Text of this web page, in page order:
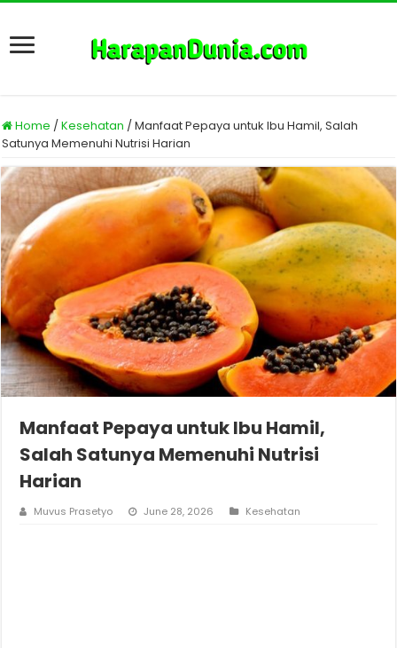
Home /Kesehatan /Manfaat Pepaya untuk Ibu Hamil, Salah
Satunya Memenuhi Nutrisi Harian
Manfaat Pepaya untuk Ibu Hamil,
Salah Satunya Memenuhi Nutrisi
Harian
Muvus Prasetyo June 28, 2026 Kesehatan